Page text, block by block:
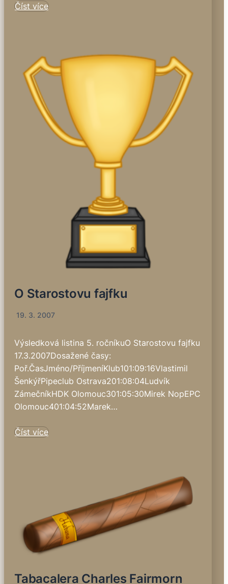
Číst více
O Starostovu fajfku
19. 3. 2007
Výsledková listina 5. ročníkuO Starostovu fajfku
17.3.2007Dosažené časy:
Poř.ČasJméno/PříjmeníKlub101:09:16Vlastimil
ŠenkýřPipeclub Ostrava201:08:04Ludvík
ZámečníkHDK Olomouc301:05:30Mirek NopEPC
Olomouc401:04:52Marek…
Číst více
Tabacalera Charles Fairmorn